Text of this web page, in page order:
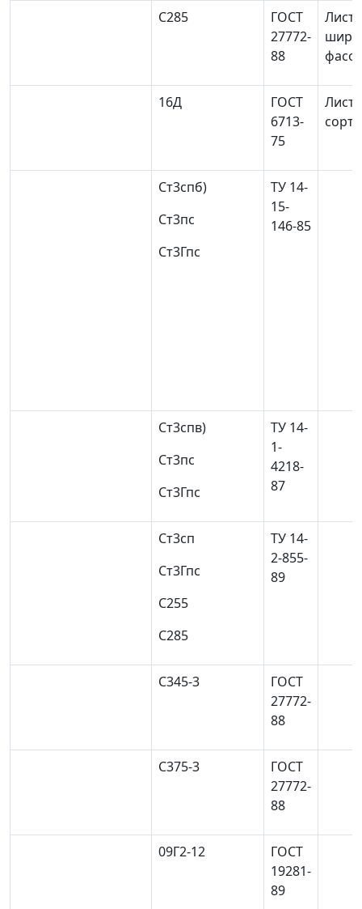
С285
ГОСТ
27772-
88
16Д
ГОСТ
6713-
75
Ст3спб)
Ст3пс
Ст3Гпс
ТУ 14-
15-
146-85
Ст3спв)
Ст3пс
Ст3Гпс
ТУ 14-
1-
4218-
87
Cт3сп
Ст3Гпс
С255
С285
ТУ 14-
2-855-
89
С345-3
ГОСТ
27772-
88
С375-3
ГOCT
27772-
88
09Г2-12
ГОСТ
19281-
89